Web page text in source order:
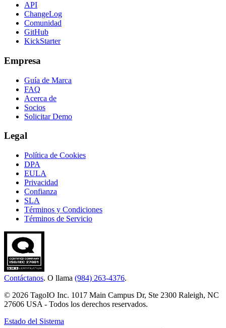
API
ChangeLog
Comunidad
GitHub
KickStarter
Empresa
Guía de Marca
FAQ
Acerca de
Socios
Solicitar Demo
Legal
Política de Cookies
DPA
EULA
Privacidad
Confianza
SLA
Términos y Condiciones
Términos de Servicio
Contáctanos. O llama (984) 263-4376.
© 2026 TagoIO Inc. 1017 Main Campus Dr, Ste 2300 Raleigh, NC
27606 USA - Todos los derechos reservados.
Estado del Sistema